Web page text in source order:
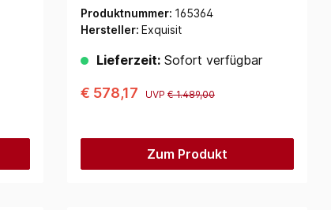
Produktnummer: 165364
Hersteller: Exquisit
Lieferzeit: Sofort verfügbar
€ 578,17 UVP € 1.489,00
Zum Produkt